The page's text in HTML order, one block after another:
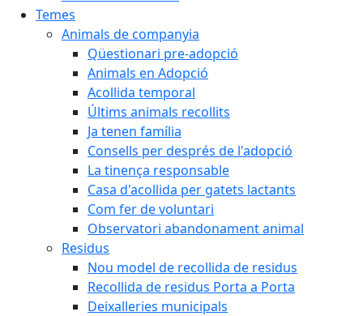
Temes
Animals de companyia
Qüestionari pre-adopció
Animals en Adopció
Acollida temporal
Últims animals recollits
Ja tenen família
Consells per després de l'adopció
La tinença responsable
Casa d'acollida per gatets lactants
Com fer de voluntari
Observatori abandonament animal
Residus
Nou model de recollida de residus
Recollida de residus Porta a Porta
Deixalleries municipals